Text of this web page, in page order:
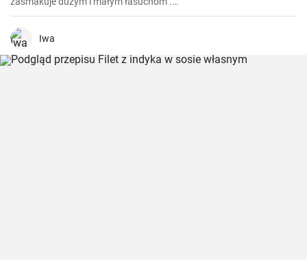
https://gabciakowegotowanie24.blogspot.com/2024/10/zupa-
pomidorowa-z-ryzem.html
Iwa